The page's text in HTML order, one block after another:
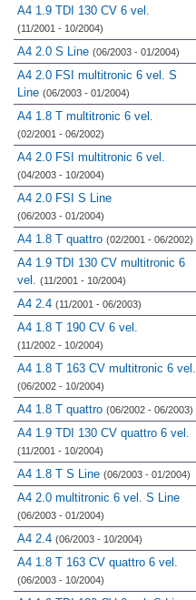
A4 1.9 TDI 130 CV 6 vel.
(11/2001 - 10/2004)
A4 2.0 S Line (06/2003 - 01/2004)
A4 2.0 FSI multitronic 6 vel. S
Line (06/2003 - 01/2004)
A4 1.8 T multitronic 6 vel.
(02/2001 - 06/2002)
A4 2.0 FSI multitronic 6 vel.
(04/2003 - 10/2004)
A4 2.0 FSI S Line
(06/2003 - 01/2004)
A4 1.8 T quattro (02/2001 - 06/2002)
A4 1.9 TDI 130 CV multitronic 6
vel. (11/2001 - 10/2004)
A4 2.4 (11/2001 - 06/2003)
A4 1.8 T 190 CV 6 vel.
(11/2002 - 10/2004)
A4 1.8 T 163 CV multitronic 6 vel.
(06/2002 - 10/2004)
A4 1.8 T quattro (06/2002 - 06/2003)
A4 1.9 TDI 130 CV quattro 6 vel.
(11/2001 - 10/2004)
A4 1.8 T S Line (06/2003 - 01/2004)
A4 2.0 multitronic 6 vel. S Line
(06/2003 - 01/2004)
A4 2.4 (06/2003 - 10/2004)
A4 1.8 T 163 CV quattro 6 vel.
(06/2003 - 10/2004)